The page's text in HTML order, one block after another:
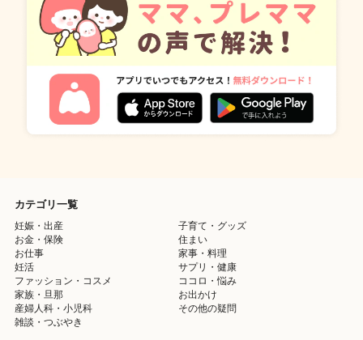
カテゴリ一覧
妊娠・出産
子育て・グッズ
お金・保険
住まい
お仕事
家事・料理
妊活
サプリ・健康
ファッション・コスメ
ココロ・悩み
家族・旦那
お出かけ
産婦人科・小児科
その他の疑問
雑談・つぶやき